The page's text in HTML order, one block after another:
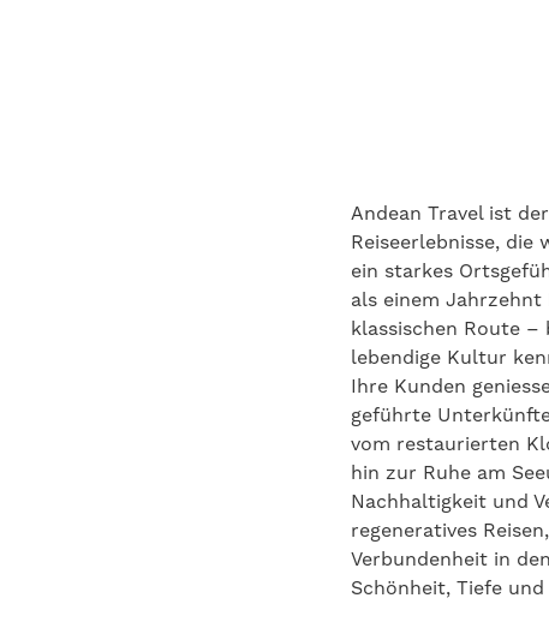
Andean Travel ist
Reiseerlebnisse, die
ein starkes
als einem Jahrzehnt
klassischen Route –
lebendige Kultur
Ihre Kunden
geführte
vom restaurierten
hin zur Ruhe am
Nachhaltigkeit und
regeneratives
Verbundenheit in
Schönheit, Tiefe und